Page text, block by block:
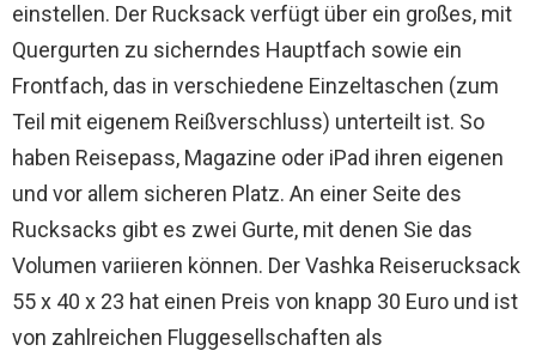
einstellen. Der Rucksack verfügt über ein großes, mit
Quergurten zu sicherndes Hauptfach sowie ein
Frontfach, das in verschiedene Einzeltaschen (zum
Teil mit eigenem Reißverschluss) unterteilt ist. So
haben Reisepass, Magazine oder iPad ihren eigenen
und vor allem sicheren Platz. An einer Seite des
Rucksacks gibt es zwei Gurte, mit denen Sie das
Volumen variieren können. Der Vashka Reiserucksack
55 x 40 x 23 hat einen Preis von knapp 30 Euro und ist
von zahlreichen Fluggesellschaften als